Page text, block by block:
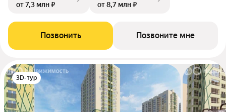
от 7,3 млн ₽
от 8,7 млн ₽
Позвонить Позвоните мне
3D-тур